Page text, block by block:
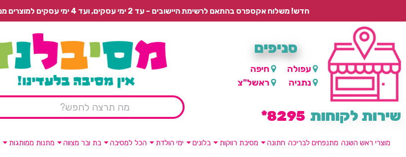
חדש! משלוח אקספרס בהתאם לרשימת היישובים – עד 2 ימי עסקים, ועד 4 ימי עסקים למוצרים ממותגים. משלוח רגיל בתשלום או איסוף עצמי חינם.
סניפים
עפולה
חיפה
נתניה
ראשל"צ
שירות לקוחות 8295*
מוצרי ראש השנה מתנפחים לבריכה חתונה מסיבת רווקות בלונים ימי הולדת הכל למסיבה בת ובר מצווה מתנות ממותגות